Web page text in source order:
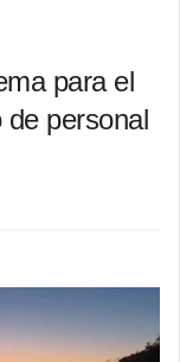
para el
de personal